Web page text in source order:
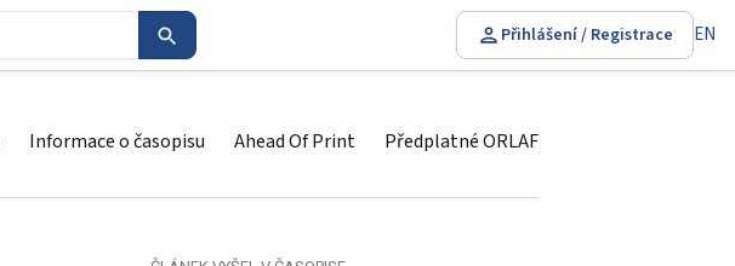
Přihlášení / Registrace EN
Informace o časopisu Ahead Of Print Předplatné ORLAF